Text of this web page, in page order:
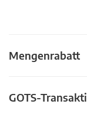
Mengenrabatt
GOTS-